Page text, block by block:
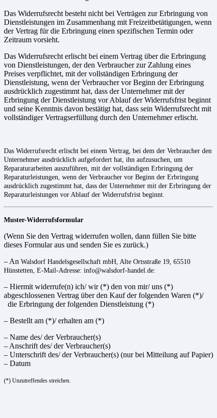
Das Widerrufsrecht besteht nicht bei Verträgen zur Erbringung von
Dienstleistungen im Zusammenhang mit Freizeitbetätigungen, wenn
der Vertrag für die Erbringung einen spezifischen Termin oder
Zeitraum vorsieht.
Das Widerrufsrecht erlischt bei einem Vertrag über die Erbringung
von Dienstleistungen, der den Verbraucher zur Zahlung eines
Preises verpflichtet, mit der vollständigen Erbringung der
Dienstleistung, wenn der Verbraucher vor Beginn der Erbringung
ausdrücklich zugestimmt hat, dass der Unternehmer mit der
Erbringung der Dienstleistung vor Ablauf der Widerrufsfrist beginnt
und seine Kenntnis davon bestätigt hat, dass sein Widerrufsrecht mit
vollständiger Vertragserfüllung durch den Unternehmer erlischt.
Das Widerrufsrecht erlischt bei einem Vertrag, bei dem der Verbraucher den
Unternehmer ausdrücklich aufgefordert hat, ihn aufzusuchen, um
Reparaturarbeiten auszuführen, mit der vollständigen Erbringung der
Reparaturleistungen, wenn der Verbraucher vor Beginn der Erbringung
ausdrücklich zugestimmt hat, dass der Unternehmer mit der Erbringung der
Reparaturleistungen vor Ablauf der Widerrufsfrist beginnt.
Muster-Widerrufsformular
(Wenn Sie den Vertrag widerrufen wollen, dann füllen Sie bitte
dieses Formular aus und senden Sie es zurück.)
– An Walsdorf Handelsgesellschaft mbH, Alte Ortsstraße 19, 65510
Hünstetten, E-Mail-Adresse: info@walsdorf-handel.de:
– Hiermit widerrufe(n) ich/ wir (*) den von mir/ uns (*)
abgeschlossenen Vertrag über den Kauf der folgenden Waren (*)/
die Erbringung der folgenden Dienstleistung (*)
– Bestellt am (*)/ erhalten am (*)
– Name des/ der Verbraucher(s)
– Anschrift des/ der Verbraucher(s)
– Unterschrift des/ der Verbraucher(s) (nur bei Mitteilung auf Papier)
– Datum
(*) Unzutreffendes streichen.